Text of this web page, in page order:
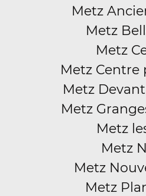
Metz
Metz
Metz
Metz Centre
Metz
Metz
Metz
Metz
Metz
Metz